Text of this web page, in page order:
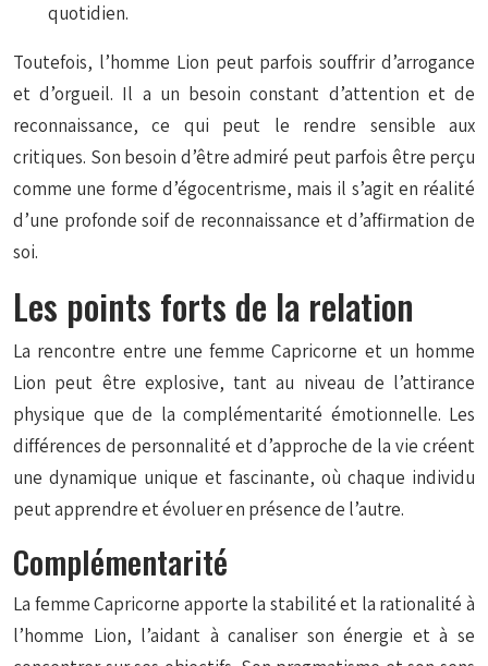
quotidien.
Toutefois, l’homme Lion peut parfois souffrir d’arrogance
et d’orgueil. Il a un besoin constant d’attention et de
reconnaissance, ce qui peut le rendre sensible aux
critiques. Son besoin d’être admiré peut parfois être perçu
comme une forme d’égocentrisme, mais il s’agit en réalité
d’une profonde soif de reconnaissance et d’affirmation de
soi.
Les points forts de la relation
La rencontre entre une femme Capricorne et un homme
Lion peut être explosive, tant au niveau de l’attirance
physique que de la complémentarité émotionnelle. Les
différences de personnalité et d’approche de la vie créent
une dynamique unique et fascinante, où chaque individu
peut apprendre et évoluer en présence de l’autre.
Complémentarité
La femme Capricorne apporte la stabilité et la rationalité à
l’homme Lion, l’aidant à canaliser son énergie et à se